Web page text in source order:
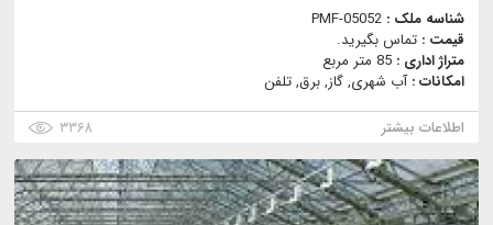
شناسه ملک : PMF-05052
قیمت : تماس بگیرید.
متراژ اداری : 85 متر مربع
امکانات :آب شهری, گاز, برق, تلفن
اطلاعات بیشتر
۳۳۶۸